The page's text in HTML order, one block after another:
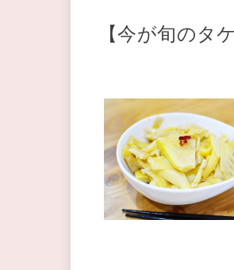
【今が旬のタ